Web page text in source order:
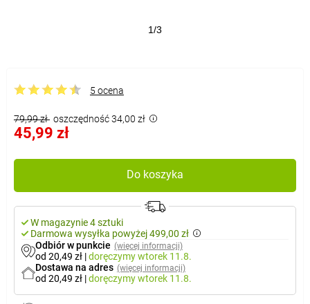
1/3
5 ocena
79,99 zł oszczędność 34,00 zł
45,99 zł
Do koszyka
W magazynie 4 sztuki
Darmowa wysyłka powyżej 499,00 zł
Odbiór w punkcie (więcej informacji)
od 20,49 zł |doręczymywtorek 11.8.
Dostawa na adres (więcej informacji)
od 20,49 zł |doręczymywtorek 11.8.